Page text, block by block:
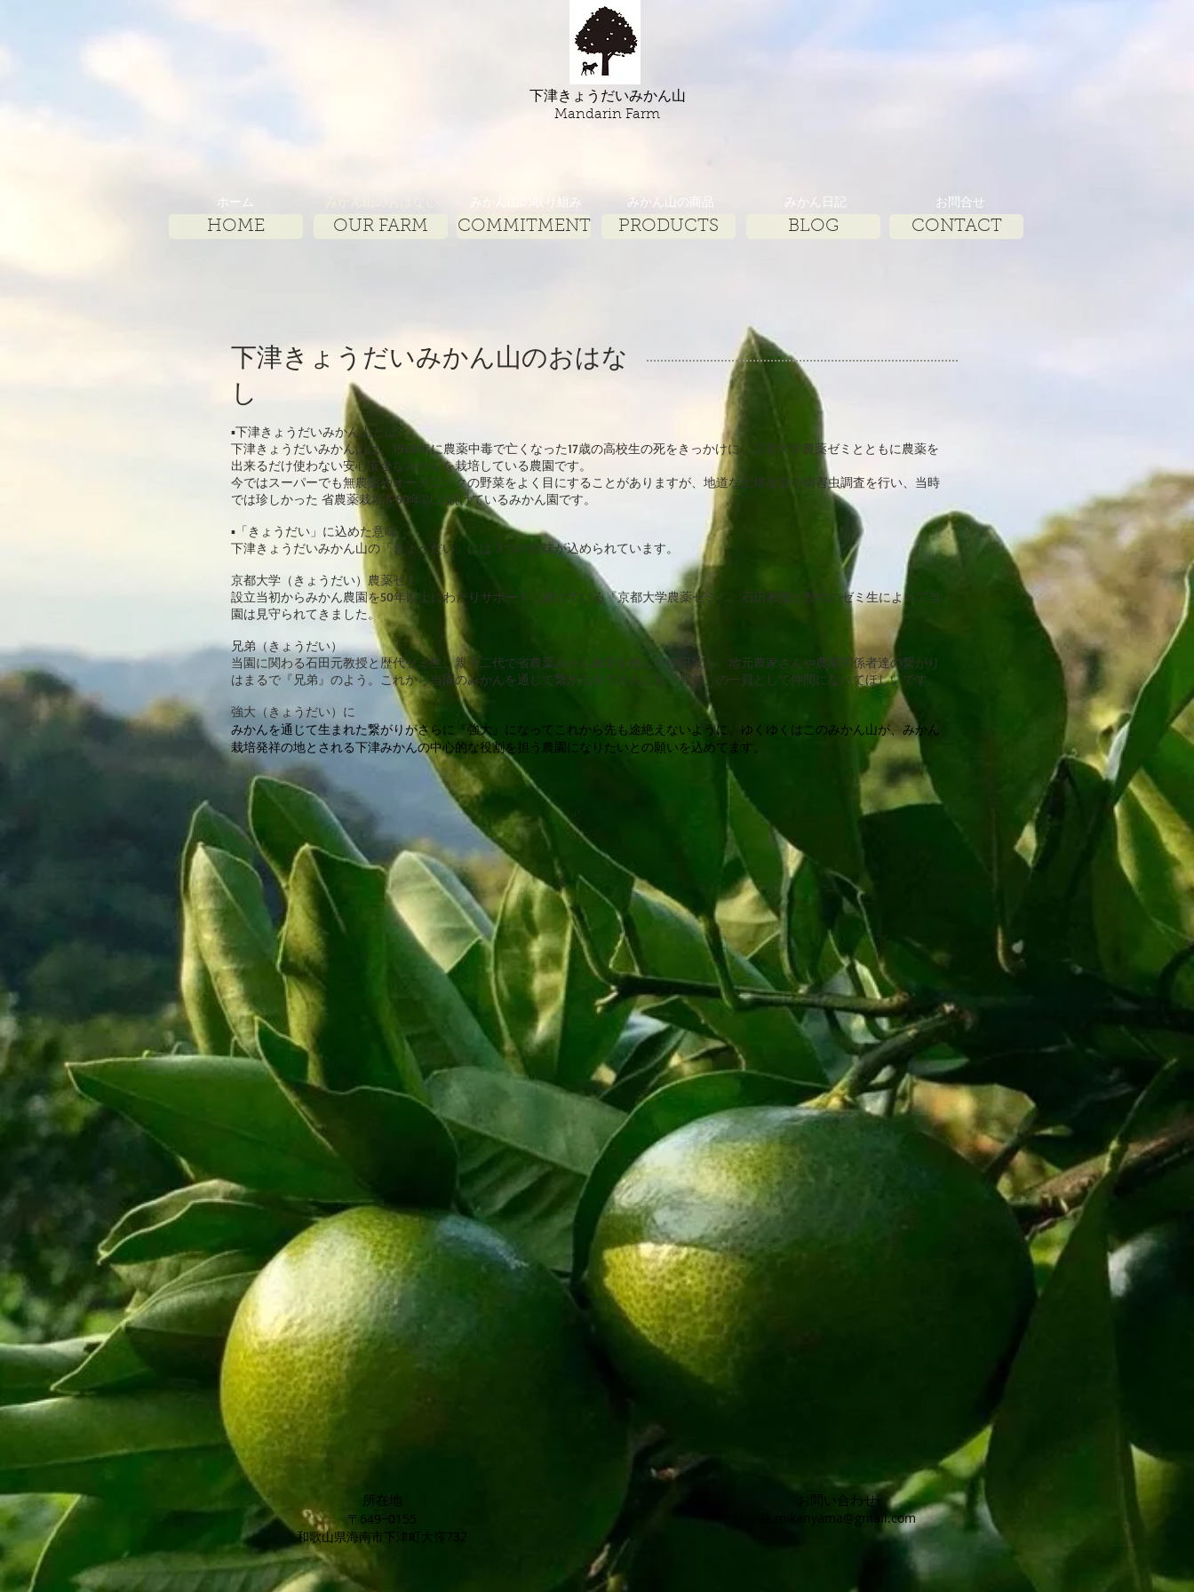
ホーム みかん山の取り組み みかん山の商品 みかん日記 お問合せ
下津きょうだいみかん山
​Mandarin Farm
HOME OUR FARM COMMITMENT PRODUCTS BLOG CONTACT
下津きょうだいみかん山のおはな
し
▪️下津きょうだいみかん山とは
下津きょうだいみかん山は、1968年に農薬中毒で亡くなった17歳の高校生の死をきっかけに、京都大学農薬ゼミとともに農薬を
出来るだけ使わない安心安全なみかんを栽培している農園です。
今ではスーパーでも無農薬やオーガニックの野菜をよく目にすることがありますが、地道な土壌改良や病害虫調査を行い、当時
では珍しかった 省農薬栽培を50年以上続けているみかん園です。
▪️「​きょうだい」に込めた意味
下津きょうだいみかん山の「きょうだい」には３つの意味が込められています。
京都大学（きょうだい）農薬ゼミ
設立当初からみかん農園を50年以上にわたりサポートし続けている『京都大学農薬ゼミ』。石田教授と歴代のゼミ生によって当
園は見守られてきました。
兄弟（きょうだい）
当園に関わる石田元教授と歴代ゼミ生、親子二代で省農薬みかん栽培を挑んだ仲田家と、地元農家さんや農業関係者達の繋がり
はまるで『兄弟』のよう。これから当園のみかんを通じて繋がる全ての人にも『兄弟』の一員として仲間になってほしいです。
​強大（きょうだい）に
みかんを通じて生まれた繋がりがさらに『強大』になってこれから先も途絶えないように。ゆくゆくはこのみかん山が、みかん
栽培発祥の地とされる下津みかんの中心的な役割を担う農園になりたいとの願いを込めてます。
所在地
〒649−0155
​和歌山県海南市下津町大窪732
お問い合わせ
sk.mikanyama@gmail.com